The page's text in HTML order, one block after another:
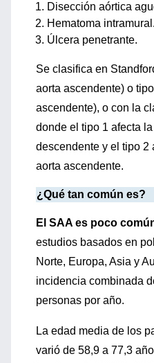
Disección aórtica
Hematoma intramural.
Úlcera penetrante.
Se clasifica en
aorta ascendente) o
ascendente), o con la
donde el tipo 1 afecta
descendente y el tipo 2
aorta ascendente.
¿Qué tan común es?
El SAA es poco
estudios basados ​​en
Norte, Europa, Asia y
incidencia combinada
personas por año.
La edad media de los
varió de 58,9 a 77,3